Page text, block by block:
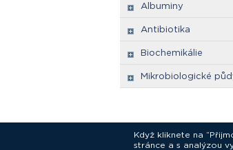
Albuminy
Antibiotika
Biochemikálie
Mikrobiologické
Když kliknete na
stránce a s analýzou